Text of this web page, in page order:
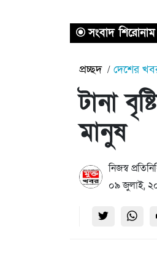
সংবাদ শিরোনাম
প্রচ্ছদ দেশের
টানা
মানুষ
নিজস্ব
০৯ জুলাই,